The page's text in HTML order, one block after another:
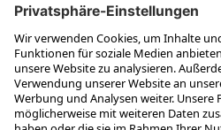
FOLGE UNS
*Unverbindliche Preisempfehlung